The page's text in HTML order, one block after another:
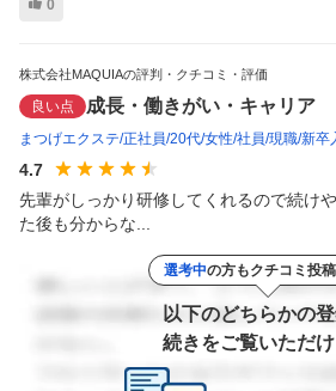
0
株式会社MAQUIAの評判・クチコミ・評価
良い点 成長・働きがい・キャリア
まつげエクステ 正社員 20代 女性 社員 現職 新卒
4.7
先輩がしっかり研修してくれるので続け
た後も分からな...
選考中の方もクチコミ投稿
以下のどちらかの
続きをご覧いただ